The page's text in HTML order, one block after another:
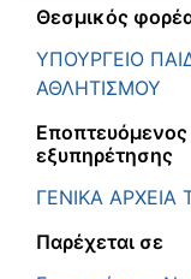
Θεσμικός
ΥΠΟΥΡΓΕΙΟ
ΑΘΛΗΤΙΣΜΟΥ
εξυπηρέτησης
ΓΕΝΙΚΑ ΑΡΧΕΙΑ
Παρέχεται σε